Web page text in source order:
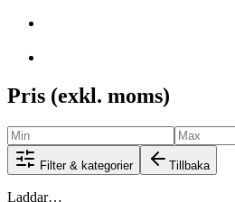
Pris (exkl. moms)
Filter & kategorier Tillbaka
Laddar…